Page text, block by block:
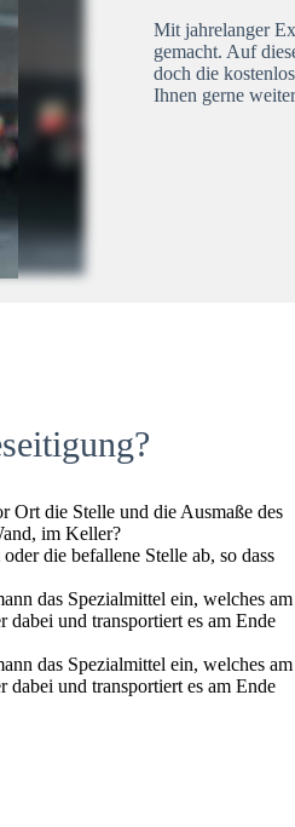
Mit jahrelanger
gemacht. Auf
doch die
Ihnen gerne
Ort die Stelle und die Ausmaße des
im Keller?
die befallene Stelle ab, so dass
das Spezialmittel ein, welches am
dabei und transportiert es am Ende
das Spezialmittel ein, welches am
dabei und transportiert es am Ende